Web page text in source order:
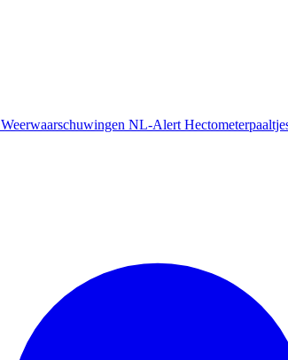
Weerwaarschuwingen NL-Alert